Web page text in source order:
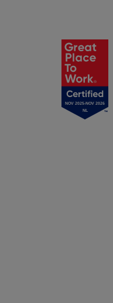
NOV 2025-NOV 2026
NL